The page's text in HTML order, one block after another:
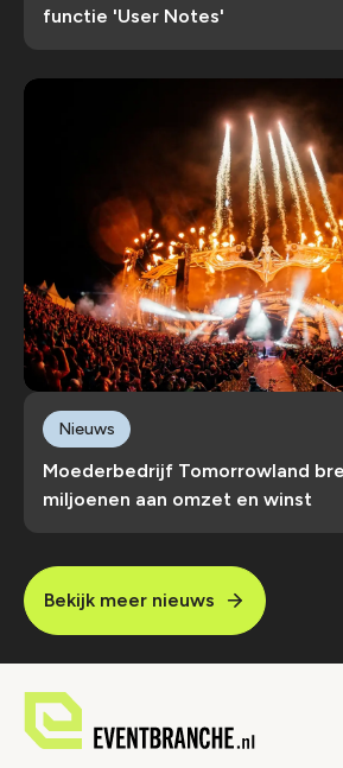
functie 'User Notes'
Moederbedrijf Tomorrowland
miljoenen aan omzet en winst
Nieuws
Bekijk meer nieuws